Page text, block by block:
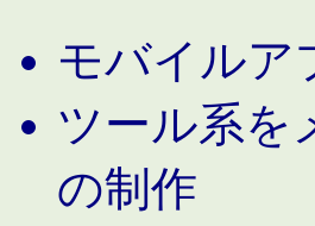
モバイルア
ツール系を
の制作